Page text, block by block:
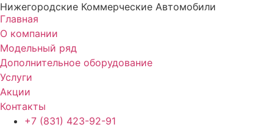
Нижегородские Коммерческие Автомобили
Главная
О компании
Модельный ряд
Дополнительное оборудование
Услуги
Акции
Контакты
+7 (831) 423-92-91